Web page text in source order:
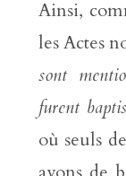
Ainsi,
les Actes
sont
furent
où seuls